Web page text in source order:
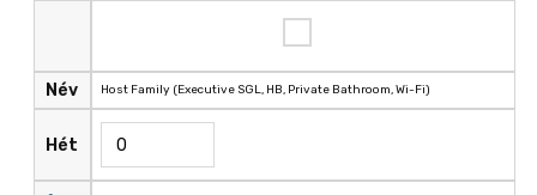
Név
Hét
Host Family (Executive SGL, HB, Private Bathroom, Wi-Fi)